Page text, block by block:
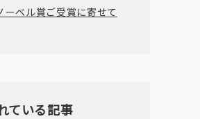
ーベル賞ご受賞に寄せて
ている記事